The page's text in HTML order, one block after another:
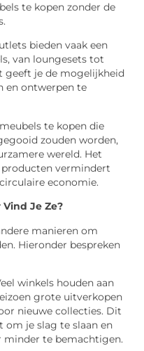
te kopen zonder de
bieden vaak een
van loungesets tot
geeft je de mogelijkheid
en ontwerpen te
te kopen die
zouden worden,
wereld. Het
producten vermindert
economie.
Je Ze?
manieren om
Hieronder bespreken
winkels houden aan
grote uitverkopen
nieuwe collecties. Dit
om je slag te slaan en
minder te bemachtigen.